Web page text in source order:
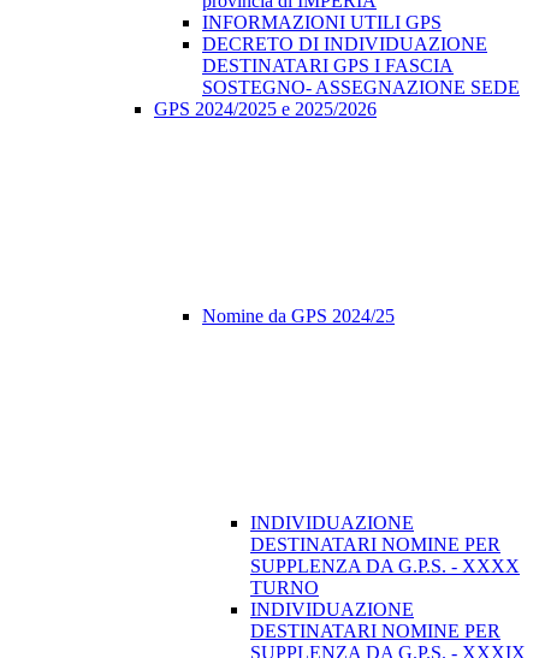
INFORMAZIONI UTILI GPS
DECRETO DI INDIVIDUAZIONE
DESTINATARI GPS I FASCIA
SOSTEGNO- ASSEGNAZIONE SEDE
GPS 2024/2025 e 2025/2026
Nomine da GPS 2024/25
INDIVIDUAZIONE
DESTINATARI NOMINE PER
SUPPLENZA DA G.P.S. - XXXX
TURNO
INDIVIDUAZIONE
DESTINATARI NOMINE PER
SUPPLENZA DA G.P.S. - XXXIX